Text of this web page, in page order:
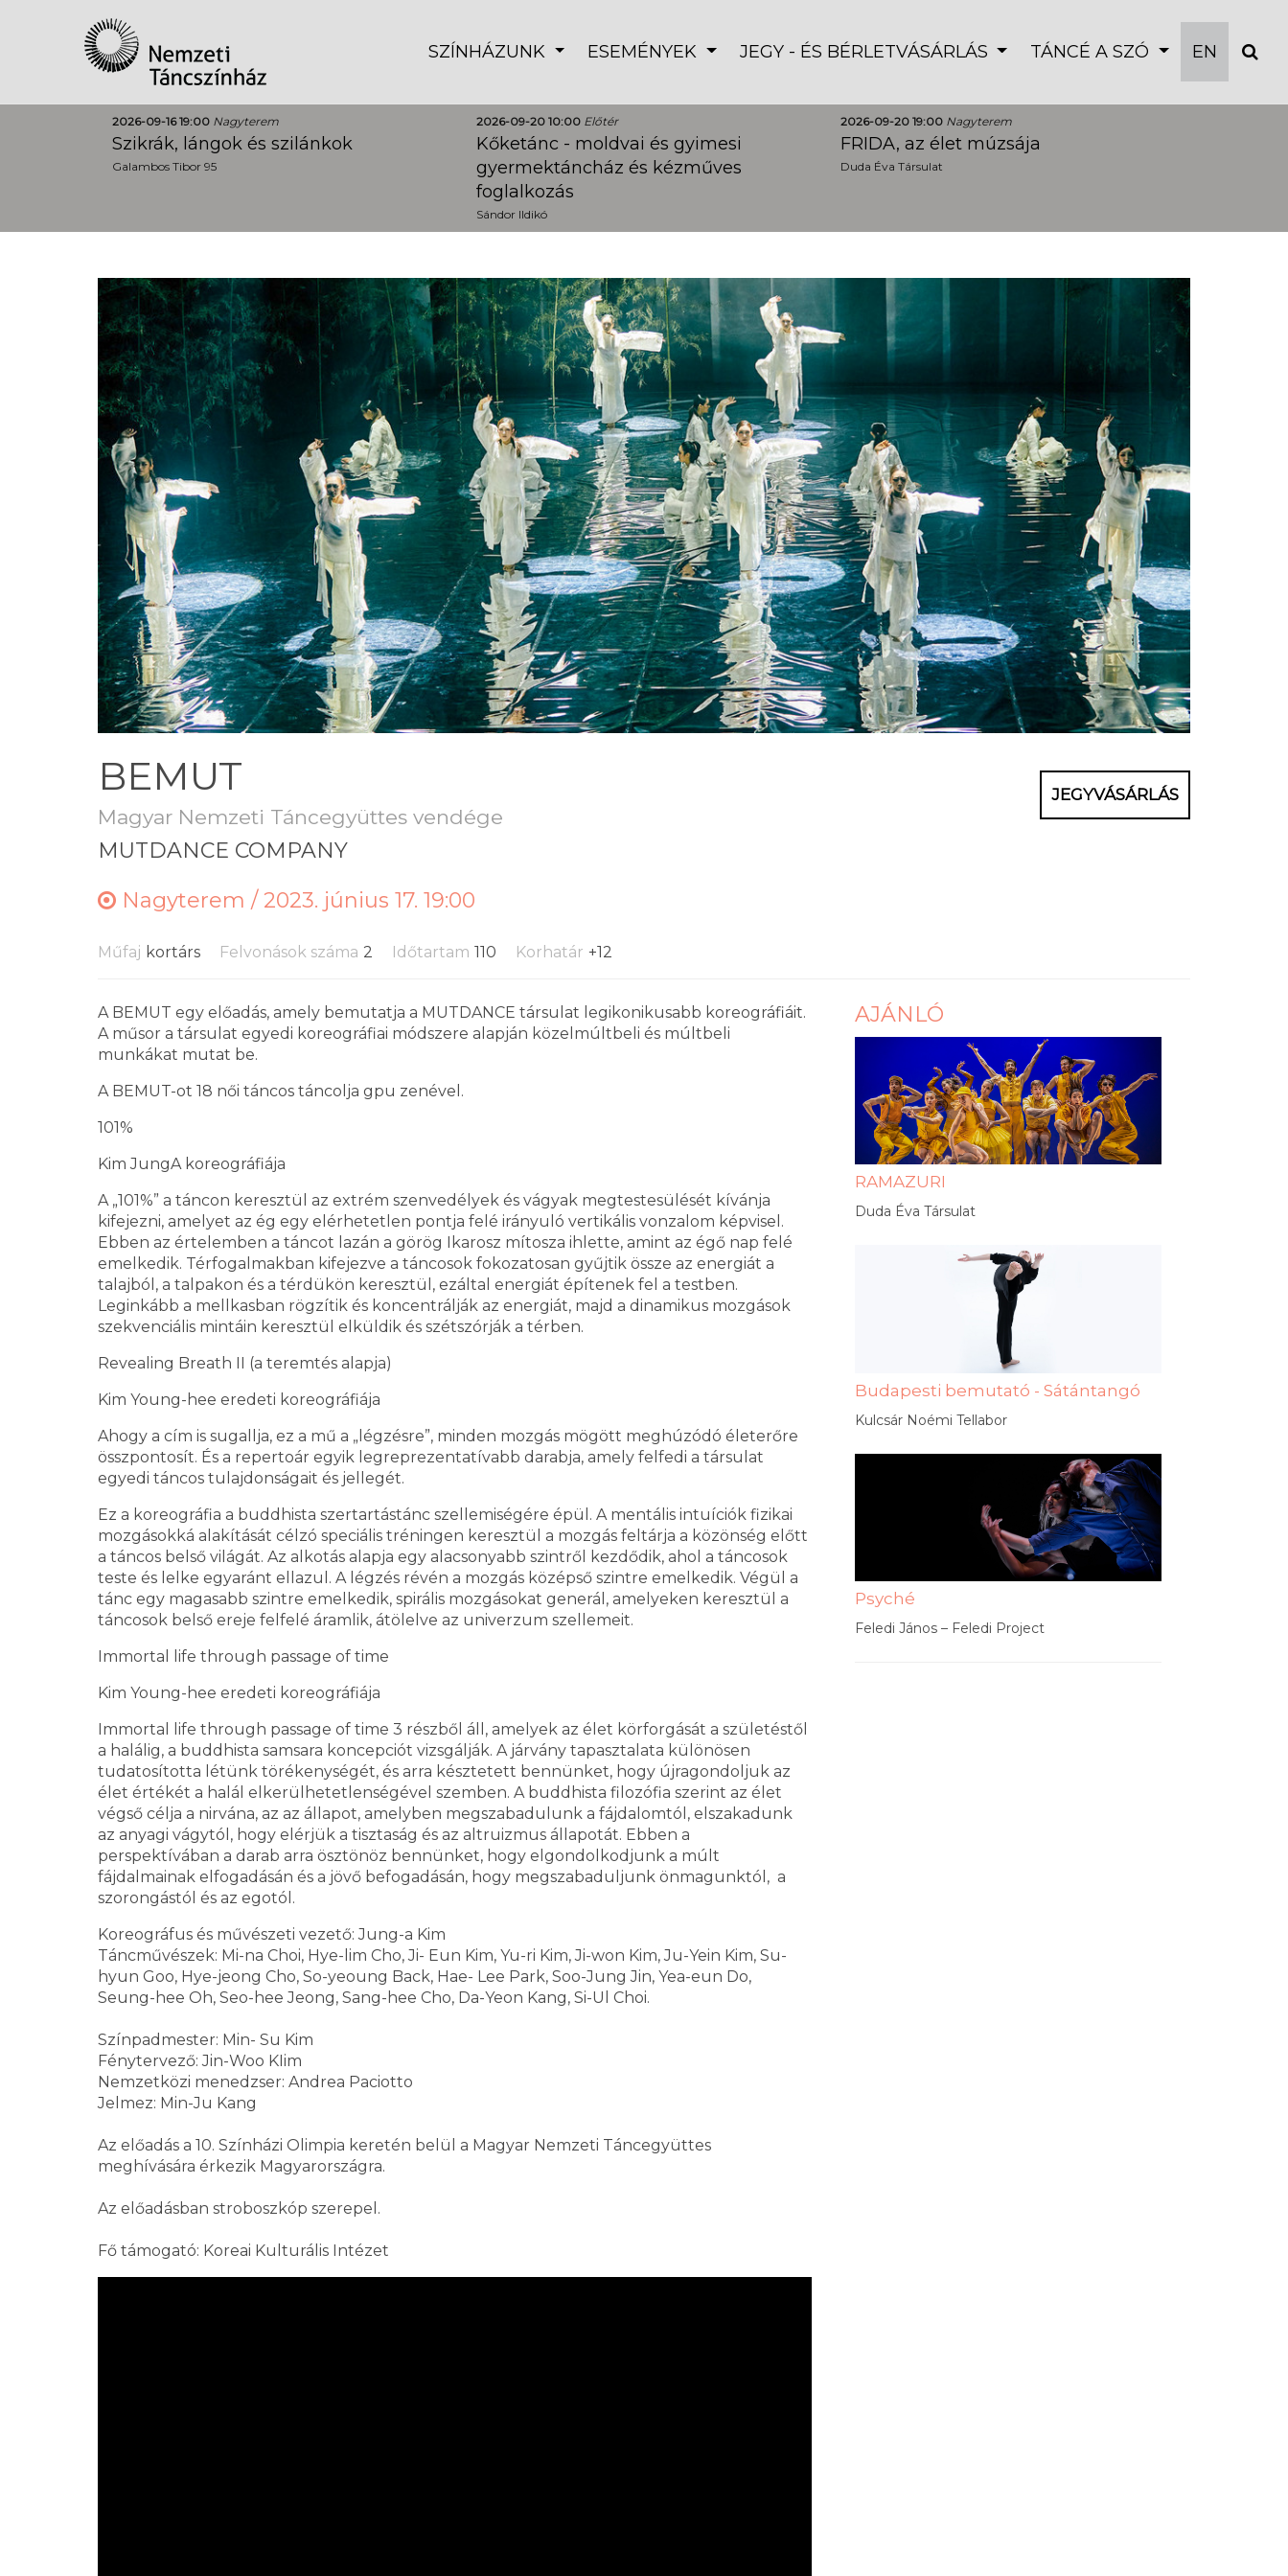
SZÍNHÁZUNK ESEMÉNYEK JEGY - ÉS BÉRLETVÁSÁRLÁS TÁNCÉ A SZÓ EN
2026-09-16 19:00 Nagyterem
Szikrák, lángok és szilánkok
Galambos Tibor 95
2026-09-20 10:00 Előtér
Kőketánc - moldvai és gyimesi
gyermektáncház és kézműves
foglalkozás
Sándor Ildikó
2026-09-20 19:00 Nagyterem
FRIDA, az élet múzsája
Duda Éva Társulat
BEMUT
Magyar Nemzeti Táncegyüttes vendége
MUTDANCE COMPANY
JEGYVÁSÁRLÁS
Nagyterem / 2023. június 17. 19:00
Műfaj kortárs Felvonások száma 2 Időtartam 110 Korhatár +12
A BEMUT egy előadás, amely bemutatja a MUTDANCE társulat legikonikusabb koreográfiáit.
A műsor a társulat egyedi koreográfiai módszere alapján közelmúltbeli és múltbeli
munkákat mutat be.
A BEMUT-ot 18 női táncos táncolja gpu zenével.
101%
Kim JungA koreográfiája
A „101%” a táncon keresztül az extrém szenvedélyek és vágyak megtestesülését kívánja
kifejezni, amelyet az ég egy elérhetetlen pontja felé irányuló vertikális vonzalom képvisel.
Ebben az értelemben a táncot lazán a görög Ikarosz mítosza ihlette, amint az égő nap felé
emelkedik. Térfogalmakban kifejezve a táncosok fokozatosan gyűjtik össze az energiát a
talajból, a talpakon és a térdükön keresztül, ezáltal energiát építenek fel a testben.
Leginkább a mellkasban rögzítik és koncentrálják az energiát, majd a dinamikus mozgások
szekvenciális mintáin keresztül elküldik és szétszórják a térben.
Revealing Breath II (a teremtés alapja)
Kim Young-hee eredeti koreográfiája
Ahogy a cím is sugallja, ez a mű a „légzésre”, minden mozgás mögött meghúzódó életerőre
összpontosít. És a repertoár egyik legreprezentatívabb darabja, amely felfedi a társulat
egyedi táncos tulajdonságait és jellegét.
Ez a koreográfia a buddhista szertartástánc szellemiségére épül. A mentális intuíciók fizikai
mozgásokká alakítását célzó speciális tréningen keresztül a mozgás feltárja a közönség előtt
a táncos belső világát. Az alkotás alapja egy alacsonyabb szintről kezdődik, ahol a táncosok
teste és lelke egyaránt ellazul. A légzés révén a mozgás középső szintre emelkedik. Végül a
tánc egy magasabb szintre emelkedik, spirális mozgásokat generál, amelyeken keresztül a
táncosok belső ereje felfelé áramlik, átölelve az univerzum szellemeit.
Immortal life through passage of time
Kim Young-hee eredeti koreográfiája
Immortal life through passage of time 3 részből áll, amelyek az élet körforgását a születéstől
a halálig, a buddhista samsara koncepciót vizsgálják. A járvány tapasztalata különösen
tudatosította létünk törékenységét, és arra késztetett bennünket, hogy újragondoljuk az
élet értékét a halál elkerülhetetlenségével szemben. A buddhista filozófia szerint az élet
végső célja a nirvána, az az állapot, amelyben megszabadulunk a fájdalomtól, elszakadunk
az anyagi vágytól, hogy elérjük a tisztaság és az altruizmus állapotát. Ebben a
perspektívában a darab arra ösztönöz bennünket, hogy elgondolkodjunk a múlt
fájdalmainak elfogadásán és a jövő befogadásán, hogy megszabaduljunk önmagunktól, a
szorongástól és az egotól.
Koreográfus és művészeti vezető: Jung-a Kim
Táncművészek: Mi-na Choi, Hye-lim Cho, Ji- Eun Kim, Yu-ri Kim, Ji-won Kim, Ju-Yein Kim, Su-
hyun Goo, Hye-jeong Cho, So-yeoung Back, Hae- Lee Park, Soo-Jung Jin, Yea-eun Do,
Seung-hee Oh, Seo-hee Jeong, Sang-hee Cho, Da-Yeon Kang, Si-Ul Choi.
Színpadmester: Min- Su Kim
Fénytervező: Jin-Woo KIim
Nemzetközi menedzser: Andrea Paciotto
Jelmez: Min-Ju Kang
Az előadás a 10. Színházi Olimpia keretén belül a Magyar Nemzeti Táncegyüttes
meghívására érkezik Magyarországra.
Az előadásban stroboszkóp szerepel.
Fő támogató: Koreai Kulturális Intézet
AJÁNLÓ
RAMAZURI
Duda Éva Társulat
Budapesti bemutató - Sátántangó
Kulcsár Noémi Tellabor
Psyché
Feledi János – Feledi Project